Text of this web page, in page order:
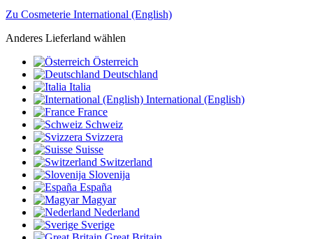
Zu Cosmeterie International (English)
Anderes Lieferland wählen
Österreich
Deutschland
Italia
International (English)
France
Schweiz
Svizzera
Suisse
Switzerland
Slovenija
España
Magyar
Nederland
Sverige